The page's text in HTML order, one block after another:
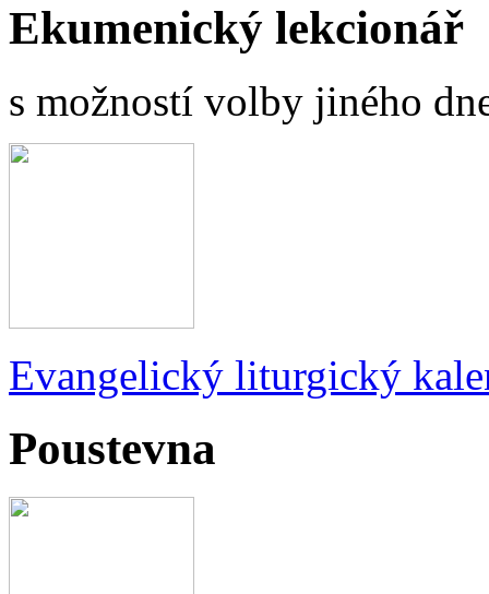
Ekumenický lekcionář
s možností volby jiného
Evangelický liturgický
Poustevna